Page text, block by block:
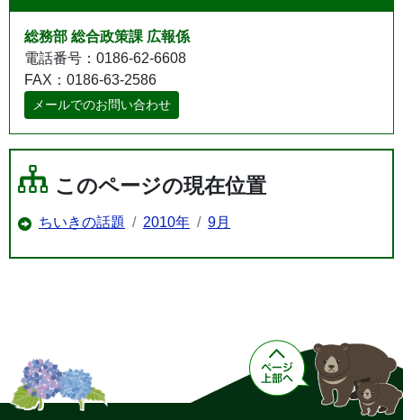
総務部 総合政策課 広報係
電話番号：0186-62-6608
FAX：0186-63-2586
メールでのお問い合わせ
このページの現在位置
ちいきの話題 2010年 9月